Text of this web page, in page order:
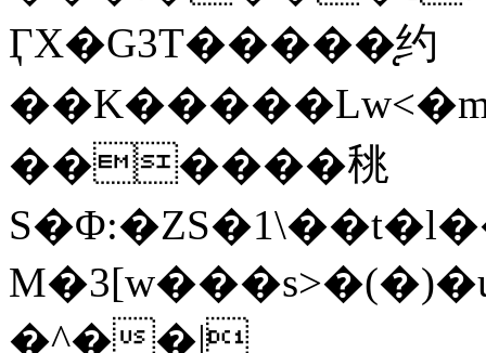
ӶX�G3T�����̨约
������䄻
�^��|